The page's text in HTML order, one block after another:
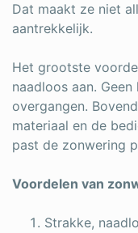
Dat maakt ze niet
aantrekkelijk.
Het grootste
naadloos aan.
overgangen.
materiaal en de
past de zonwering
Voordelen van
Strakke,